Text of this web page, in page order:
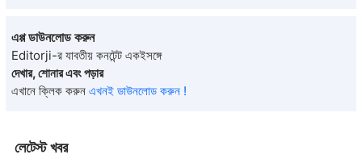
লেটেস্ট খবর
এপ্প ডাউনলোড করুন
Editorji-র যাবতীয় কনটেন্ট একইসঙ্গে
দেখার, শোনার এবং পড়ার
এখানে ক্লিক করুন এখনই ডাউনলোড করুন !